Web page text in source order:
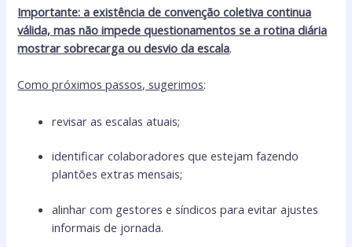
Importante: a existência de convenção coletiva continua
válida, mas não impede questionamentos se a rotina diária
mostrar sobrecarga ou desvio da escala.
Como próximos passos, sugerimos:
revisar as escalas atuais;
identificar colaboradores que estejam fazendo
plantões extras mensais;
alinhar com gestores e síndicos para evitar ajustes
informais de jornada.